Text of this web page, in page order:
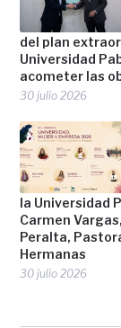
del plan
Universidad
acometer las
30 julio 2026
la Universidad
Carmen
Peralta,
Hermanas
30 julio 2026